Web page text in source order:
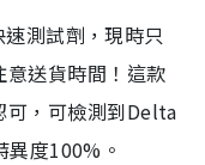
測試劑，現時只
送貨時間！這款
可，可檢測到Delta
度100%。